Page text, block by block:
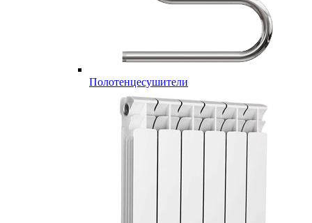
Полотенцесушители